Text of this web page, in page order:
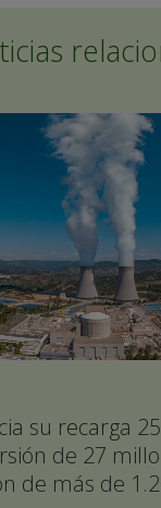
su recarga
de 27
de más de